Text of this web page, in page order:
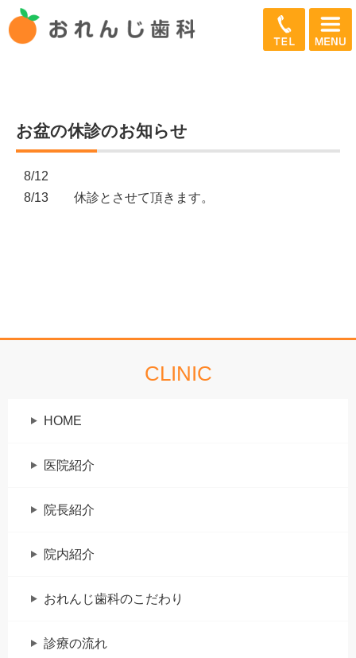
お盆の休診のお知らせ
8/12
8/13 休診とさせて頂きます。
CLINIC
HOME
医院紹介
院長紹介
院内紹介
おれんじ歯科のこだわり
診療の流れ